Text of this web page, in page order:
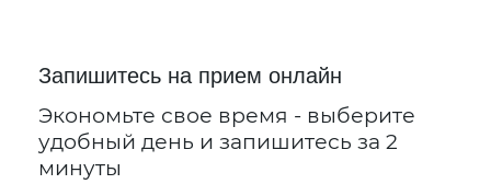
Запишитесь на прием онлайн
Экономьте свое время - выберите
удобный день и запишитесь за 2
минуты